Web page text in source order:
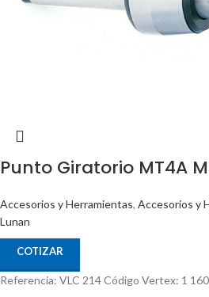
Punto Giratorio MT4A
Accesorios y Herramientas, Accesorios y
Lunan
COTIZAR
Referencia: VLC 214 Código Vertex: 1